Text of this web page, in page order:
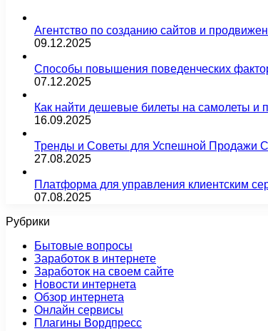
Агентство по созданию сайтов и
09.12.2025
Способы повышения поведенческих
07.12.2025
Как найти дешевые билеты на самолеты и
16.09.2025
Тренды и Советы для Успешной Продажи
27.08.2025
Платформа для управления клиентским
07.08.2025
Рубрики
Бытовые вопросы
Заработок в интернете
Заработок на своем сайте
Новости интернета
Обзор интернета
Онлайн сервисы
Плагины Вордпресс